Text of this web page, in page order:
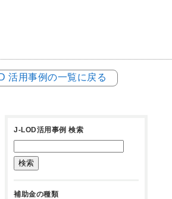
活用事例の一覧に戻る
J-LOD活用事例 検索
補助金の種類